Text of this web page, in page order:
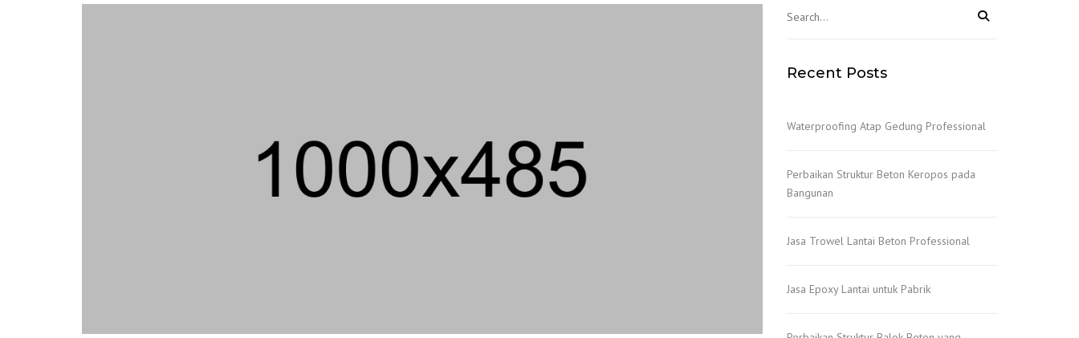
Recent Posts
Waterproofing Atap Gedung Professional
Perbaikan Struktur Beton Keropos pada
Bangunan
Jasa Trowel Lantai Beton Professional
Jasa Epoxy Lantai untuk Pabrik